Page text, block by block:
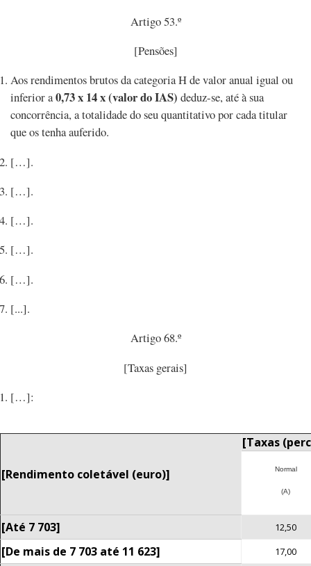
Artigo 53.º
[Pensões]
Aos rendimentos brutos da categoria H de valor anual igual ou
inferior a0,73 x 14 x (valor do IAS) deduz-se, até à sua
concorrência, a totalidade do seu quantitativo por cada titular
que os tenha auferido.
[…].
[…].
[…].
[…].
[…].
[...].
Artigo 68.º
[Taxas gerais]
[…]:
[Rendimento coletável (euro)]
[Taxas
Normal
(A)
[Até 7 703] 12,50
[De mais de 7 703 até 11 623] 17,00